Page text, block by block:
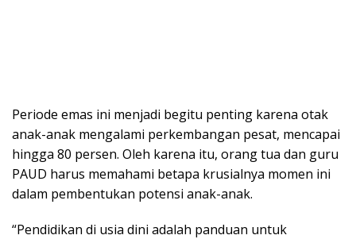
Periode emas ini menjadi begitu penting karena otak
anak-anak mengalami perkembangan pesat, mencapai
hingga 80 persen. Oleh karena itu, orang tua dan guru
PAUD harus memahami betapa krusialnya momen ini
dalam pembentukan potensi anak-anak.
“Pendidikan di usia dini adalah panduan untuk